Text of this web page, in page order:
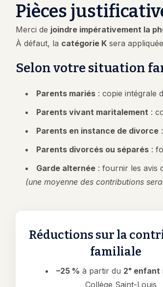
Pièces
Merci de joindre impérativement la
À défaut, la catégorie K sera
Selon votre situation
Parents mariés : copie intégrale
Parents vivant maritalement :
Parents en instance de divorce
Parents divorcés ou séparés :
Garde alternée : fournir les avis
(une moyenne des contributions
Réductions sur la
familiale
–25 % à partir du 2ᵉ enfant
Collège Saint-Louis